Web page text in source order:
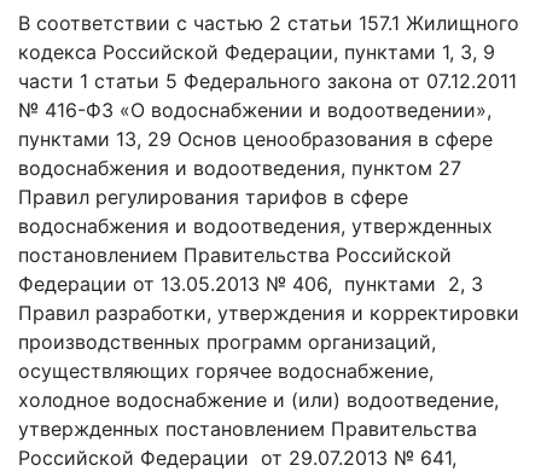
В соответствии с частью 2 статьи 157.1 Жилищного
кодекса Российской Федерации, пунктами 1, 3, 9
части 1 статьи 5 Федерального закона от 07.12.2011
№ 416-ФЗ «О водоснабжении и водоотведении»,
пунктами 13, 29 Основ ценообразования в сфере
водоснабжения и водоотведения, пунктом 27
Правил регулирования тарифов в сфере
водоснабжения и водоотведения, утвержденных
постановлением Правительства Российской
Федерации от 13.05.2013 № 406, пунктами 2, 3
Правил разработки, утверждения и корректировки
производственных программ организаций,
осуществляющих горячее водоснабжение,
холодное водоснабжение и (или) водоотведение,
утвержденных постановлением Правительства
Российской Федерации от 29.07.2013 № 641,